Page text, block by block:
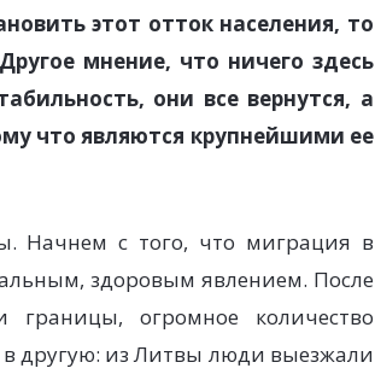
этот отток населения, то
мнение, что ничего здесь
они все вернутся, а
что являются крупнейшими ее
Начнем с того, что миграция в
здоровым явлением. После
огромное количество
в другую: из Литвы люди выезжали